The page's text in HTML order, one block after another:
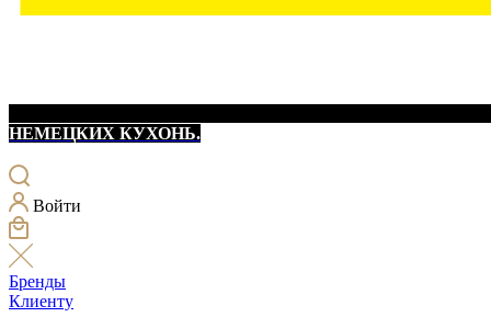
НЕМЕЦКИХ КУХОНЬ.
Войти
Бренды
Клиенту